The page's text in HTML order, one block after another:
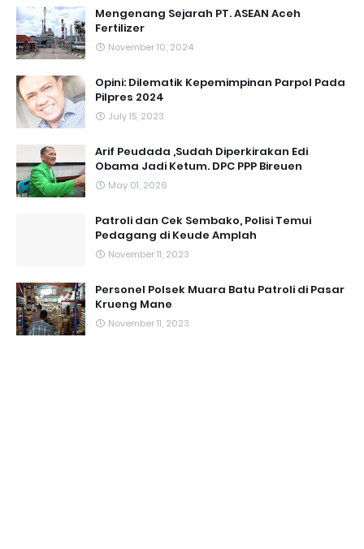
Mengenang Sejarah PT. ASEAN Aceh
Fertilizer
November 10, 2024
Opini: Dilematik Kepemimpinan Parpol Pada
Pilpres 2024
July 15, 2023
Arif Peudada ,Sudah Diperkirakan Edi
Obama Jadi Ketum. DPC PPP Bireuen
May 01, 2026
Patroli dan Cek Sembako, Polisi Temui
Pedagang di Keude Amplah
November 11, 2023
Personel Polsek Muara Batu Patroli di Pasar
Krueng Mane
November 11, 2023